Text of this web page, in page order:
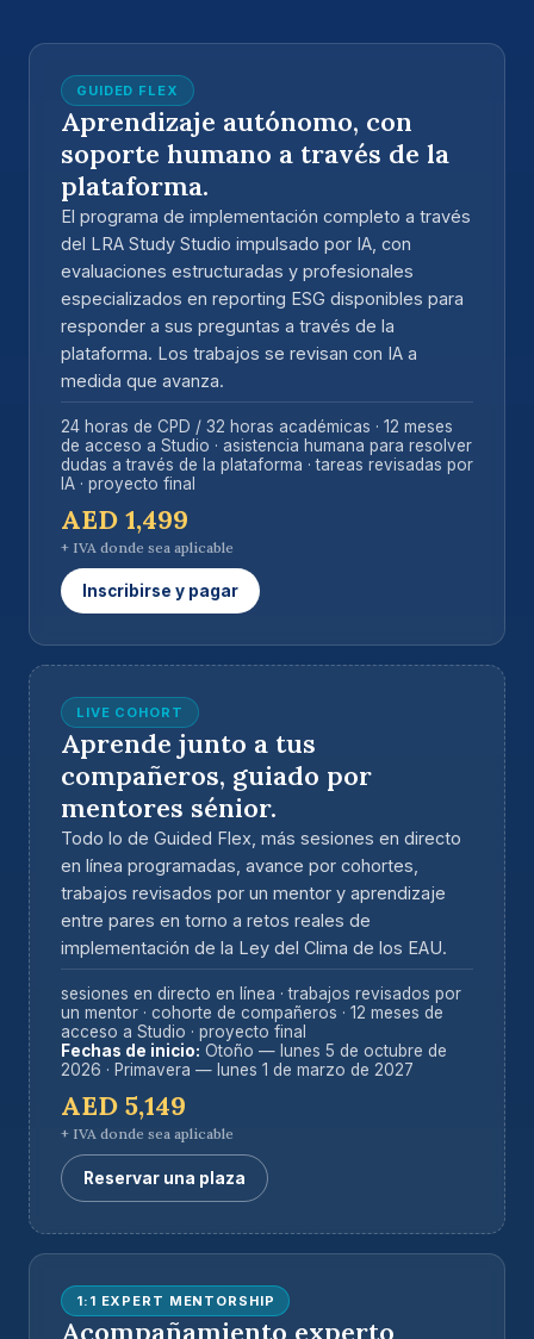
GUIDED FLEX
Aprendizaje autónomo, con
soporte humano a través de la
plataforma.
El programa de implementación completo a través
del LRA Study Studio impulsado por IA, con
evaluaciones estructuradas y profesionales
especializados en reporting ESG disponibles para
responder a sus preguntas a través de la
plataforma. Los trabajos se revisan con IA a
medida que avanza.
24 horas de CPD / 32 horas académicas · 12 meses
de acceso a Studio · asistencia humana para resolver
dudas a través de la plataforma · tareas revisadas por
IA · proyecto final
AED 1,499
+ IVA donde sea aplicable
Inscribirse y pagar
LIVE COHORT
Aprende junto a tus
compañeros, guiado por
mentores sénior.
Todo lo de Guided Flex, más sesiones en directo
en línea programadas, avance por cohortes,
trabajos revisados por un mentor y aprendizaje
entre pares en torno a retos reales de
implementación de la Ley del Clima de los EAU.
sesiones en directo en línea · trabajos revisados por
un mentor · cohorte de compañeros · 12 meses de
acceso a Studio · proyecto final
Fechas de inicio: Otoño — lunes 5 de octubre de
2026 · Primavera — lunes 1 de marzo de 2027
AED 5,149
+ IVA donde sea aplicable
Reservar una plaza
1:1 EXPERT MENTORSHIP
Acompañamiento experto